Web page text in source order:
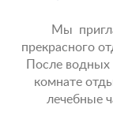
Мы
прекрасного
После
комнате
лечебные